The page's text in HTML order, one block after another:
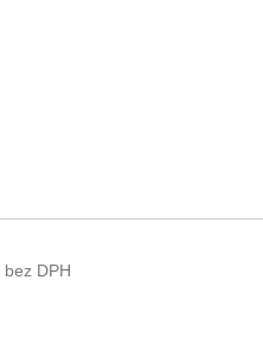
bez DPH